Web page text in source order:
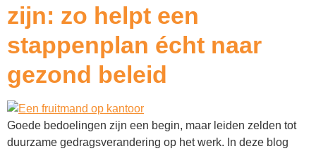
zijn: zo helpt een
stappenplan écht naar
gezond beleid
Goede bedoelingen zijn een begin, maar leiden zelden tot
duurzame gedragsverandering op het werk. In deze blog